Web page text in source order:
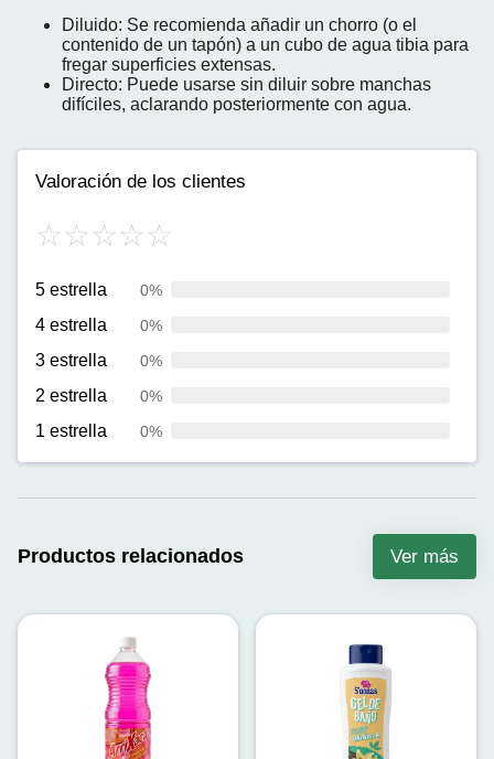
Diluido: Se recomienda añadir un chorro (o el
contenido de un tapón) a un cubo de agua tibia para
fregar superficies extensas.
Directo: Puede usarse sin diluir sobre manchas
difíciles, aclarando posteriormente con agua.
Valoración de los clientes
5 estrella 0%
4 estrella 0%
3 estrella 0%
2 estrella 0%
1 estrella 0%
Productos relacionados Ver más